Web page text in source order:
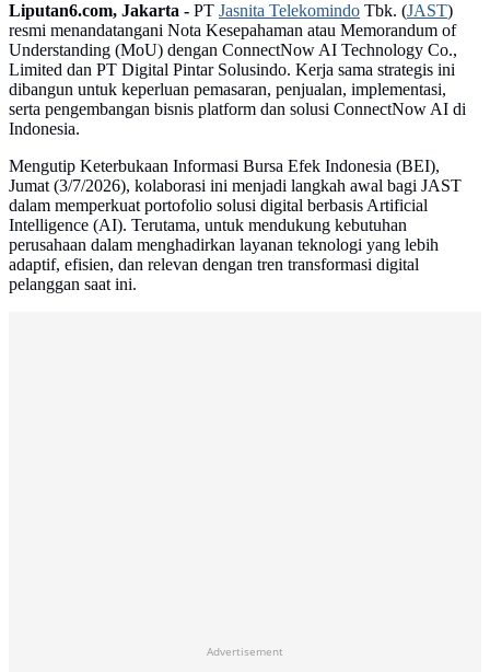
Liputan6.com, Jakarta - PT Jasnita Telekomindo Tbk. (JAST)
resmi menandatangani Nota Kesepahaman atau Memorandum of
Understanding (MoU) dengan ConnectNow AI Technology Co.,
Limited dan PT Digital Pintar Solusindo. Kerja sama strategis ini
dibangun untuk keperluan pemasaran, penjualan, implementasi,
serta pengembangan bisnis platform dan solusi ConnectNow AI di
Indonesia.
Mengutip Keterbukaan Informasi Bursa Efek Indonesia (BEI),
Jumat (3/7/2026), kolaborasi ini menjadi langkah awal bagi JAST
dalam memperkuat portofolio solusi digital berbasis Artificial
Intelligence (AI). Terutama, untuk mendukung kebutuhan
perusahaan dalam menghadirkan layanan teknologi yang lebih
adaptif, efisien, dan relevan dengan tren transformasi digital
pelanggan saat ini.
Advertisement